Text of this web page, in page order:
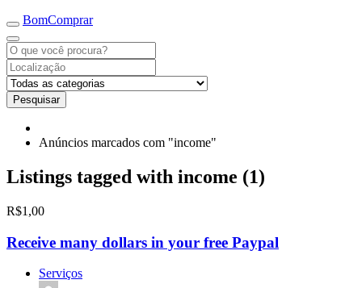
BomComprar
Pesquisar
Anúncios marcados com "income"
Listings tagged with income (1)
R$1,00
Receive many dollars in your free Paypal
Serviços